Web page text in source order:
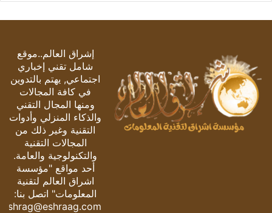
إشراق العالم..موقع
شامل تقني إخباري
اجتماعي, يهتم بالتدوين
في كافة المجالات
ومنها المجال التقني
والذكاء المنزلي وأدوات
التقنية وغير ذلك من
المجالات التقنية
والتكنولوجية والعامة.
أحد مواقع "مؤسسة
اشراق العالم لتقنية
المعلومات" اتصل بنا:
eshrag@eshraag.com